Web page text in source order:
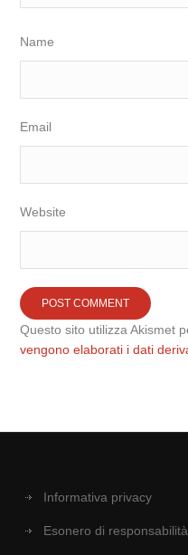
Name
Email
Website
Questo sito utilizza Akismet
vengono elaborati i dati
Informativa privacy
Esonero di responsabilità